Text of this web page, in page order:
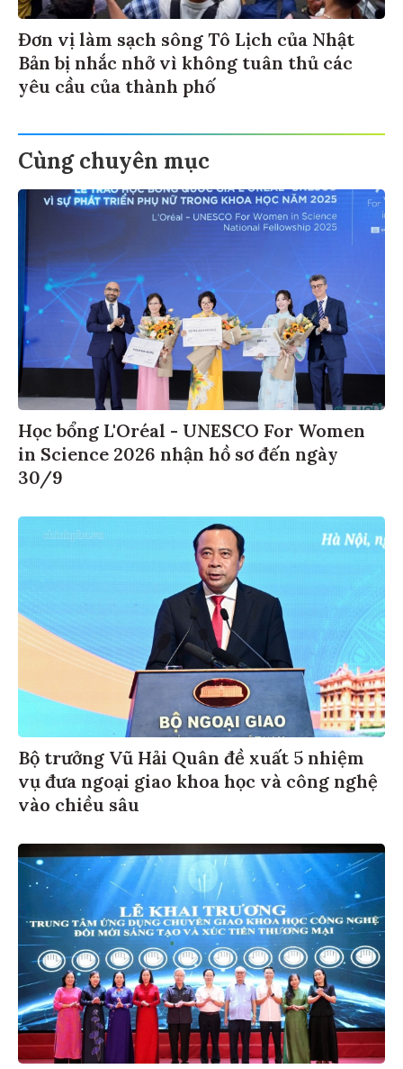
Đơn vị làm sạch sông Tô Lịch của Nhật
Bản bị nhắc nhở vì không tuân thủ các
yêu cầu của thành phố
Cùng chuyên mục
Học bổng L'Oréal - UNESCO For Women
in Science 2026 nhận hồ sơ đến ngày
30/9
Bộ trưởng Vũ Hải Quân đề xuất 5 nhiệm
vụ đưa ngoại giao khoa học và công nghệ
vào chiều sâu